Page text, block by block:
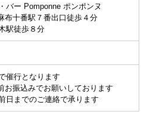
バー Pomponne ポンポンヌ
布十番駅７番出口徒歩４分
駅徒歩８分
催行となります
お振込みでお願いしております
日までのご連絡で承ります